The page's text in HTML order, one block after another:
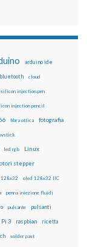
arduino ide
bluetooth cloud
injection pen
injection pencil
fibra ottica fotografia
led rgb Linux
stepper
oled 128x32 IIC
penna iniezione fluidi
pulsante pulsanti
Pi 3 raspbian ricetta
solder past